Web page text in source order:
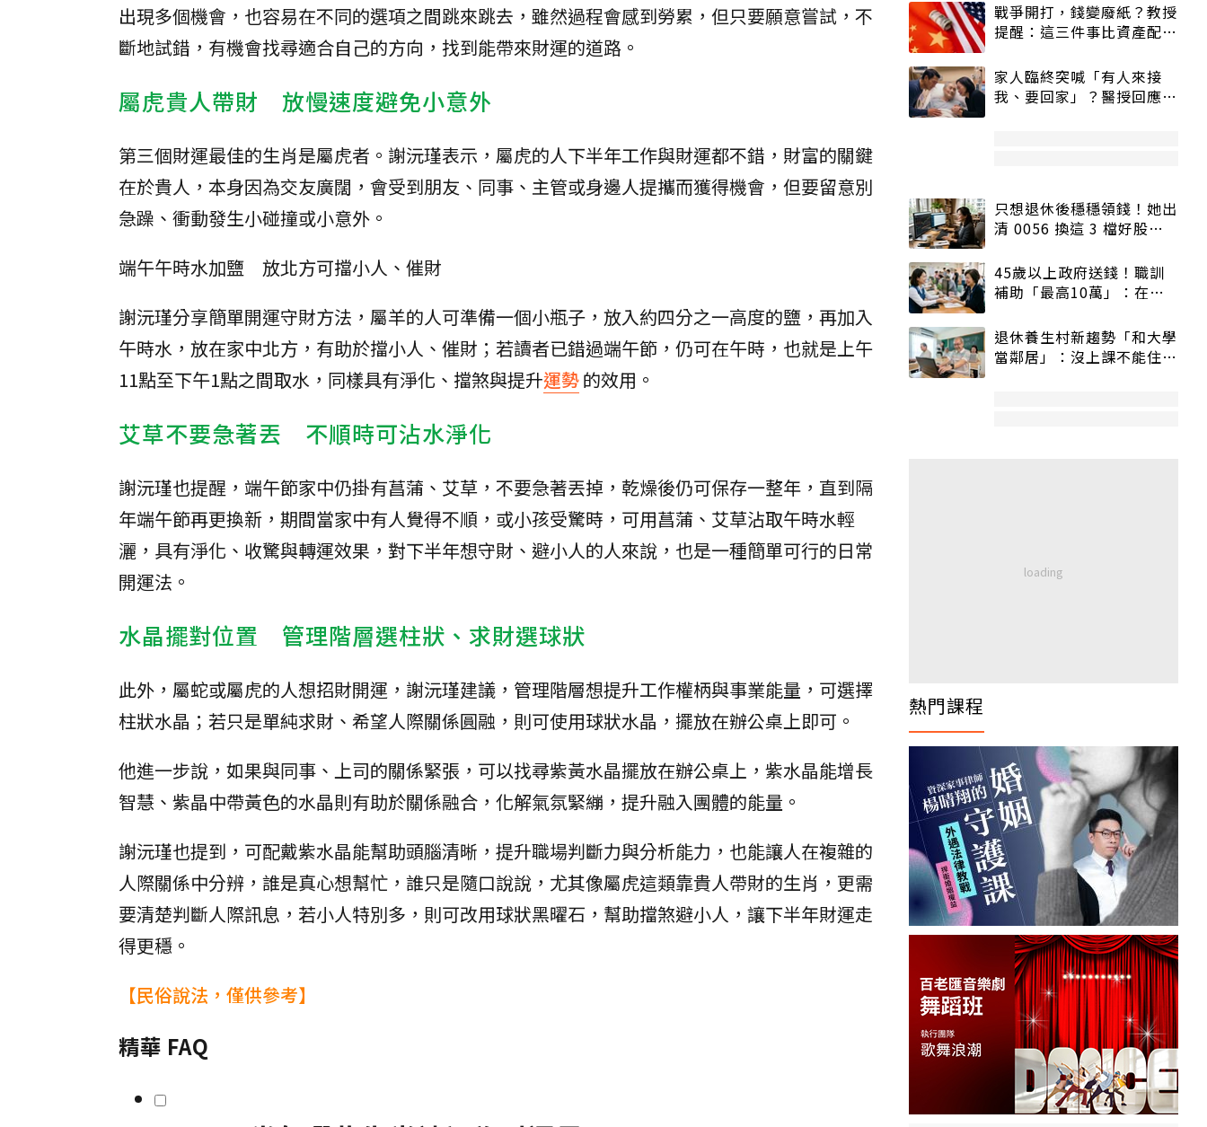
出現多個機會，也容易在不同的選項之間跳來跳去，雖然過程會感到勞累，但只要願意嘗試，不
斷地試錯，有機會找尋適合自己的方向，找到能帶來財運的道路。
屬虎貴人帶財 放慢速度避免小意外
第三個財運最佳的生肖是屬虎者。謝沅瑾表示，屬虎的人下半年工作與財運都不錯，財富的關鍵
在於貴人，本身因為交友廣闊，會受到朋友、同事、主管或身邊人提攜而獲得機會，但要留意別
急躁、衝動發生小碰撞或小意外。
端午午時水加鹽 放北方可擋小人、催財
謝沅瑾分享簡單開運守財方法，屬羊的人可準備一個小瓶子，放入約四分之一高度的鹽，再加入
午時水，放在家中北方，有助於擋小人、催財；若讀者已錯過端午節，仍可在午時，也就是上午
11點至下午1點之間取水，同樣具有淨化、擋煞與提升運勢的效用。
艾草不要急著丟 不順時可沾水淨化
謝沅瑾也提醒，端午節家中仍掛有菖蒲、艾草，不要急著丟掉，乾燥後仍可保存一整年，直到隔
年端午節再更換新，期間當家中有人覺得不順，或小孩受驚時，可用菖蒲、艾草沾取午時水輕
灑，具有淨化、收驚與轉運效果，對下半年想守財、避小人的人來說，也是一種簡單可行的日常
開運法。
水晶擺對位置 管理階層選柱狀、求財選球狀
此外，屬蛇或屬虎的人想招財開運，謝沅瑾建議，管理階層想提升工作權柄與事業能量，可選擇
柱狀水晶；若只是單純求財、希望人際關係圓融，則可使用球狀水晶，擺放在辦公桌上即可。
他進一步說，如果與同事、上司的關係緊張，可以找尋紫黃水晶擺放在辦公桌上，紫水晶能增長
智慧、紫晶中帶黃色的水晶則有助於關係融合，化解氣氛緊繃，提升融入團體的能量。
謝沅瑾也提到，可配戴紫水晶能幫助頭腦清晰，提升職場判斷力與分析能力，也能讓人在複雜的
人際關係中分辨，誰是真心想幫忙，誰只是隨口說說，尤其像屬虎這類靠貴人帶財的生肖，更需
要清楚判斷人際訊息，若小人特別多，則可改用球狀黑曜石，幫助擋煞避小人，讓下半年財運走
得更穩。
【民俗說法，僅供參考】
精華 FAQ
戰爭開打，錢變廢紙？教授
提醒：這三件事比資產配置
家人臨終突喊「有人來接
我、要回家」？醫授回應方
只想退休後穩穩領錢！她出
清 0056 換這 3 檔好股：
45歲以上政府送錢！職訓
補助「最高10萬」：在
退休養生村新趨勢「和大學
當鄰居」：沒上課不能住、
熱門課程